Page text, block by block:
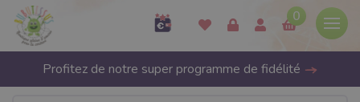
0
Profitez de notre super programme de fidélité